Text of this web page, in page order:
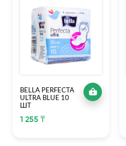
BELLA PERFECTA
ULTRA BLUE 10
ШТ
1 255 ₸